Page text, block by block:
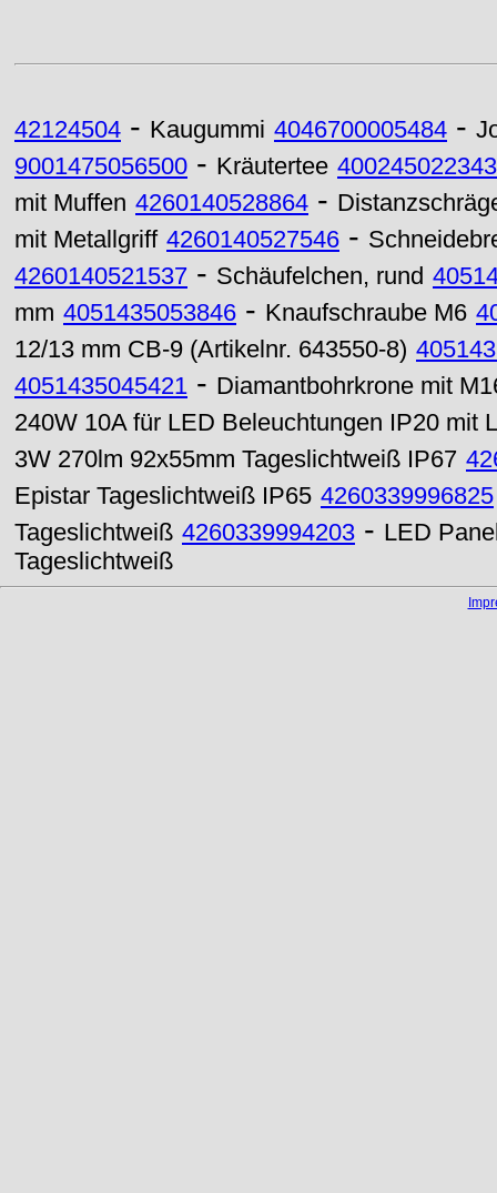
42124504 - Kaugummi 4046700005484 -
9001475056500 - Kräutertee
mit Muffen 4260140528864 -
mit Metallgriff 4260140527546 -
4260140521537 - Schäufelchen, rund
mm 4051435053846 - Knaufschraube M6
12/13 mm CB-9 (Artikelnr. 643550-8)
4051435045421 - Diamantbohrkrone mit
240W 10A für LED Beleuchtungen IP20 mit
3W 270lm 92x55mm Tageslichtweiß IP67
Epistar Tageslichtweiß IP65 4260339996825
Tageslichtweiß 4260339994203 - LED
Tageslichtweiß